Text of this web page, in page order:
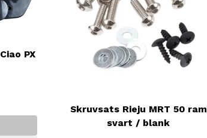
PX
Skruvsats Rieju MRT 50 ram
svart / blank